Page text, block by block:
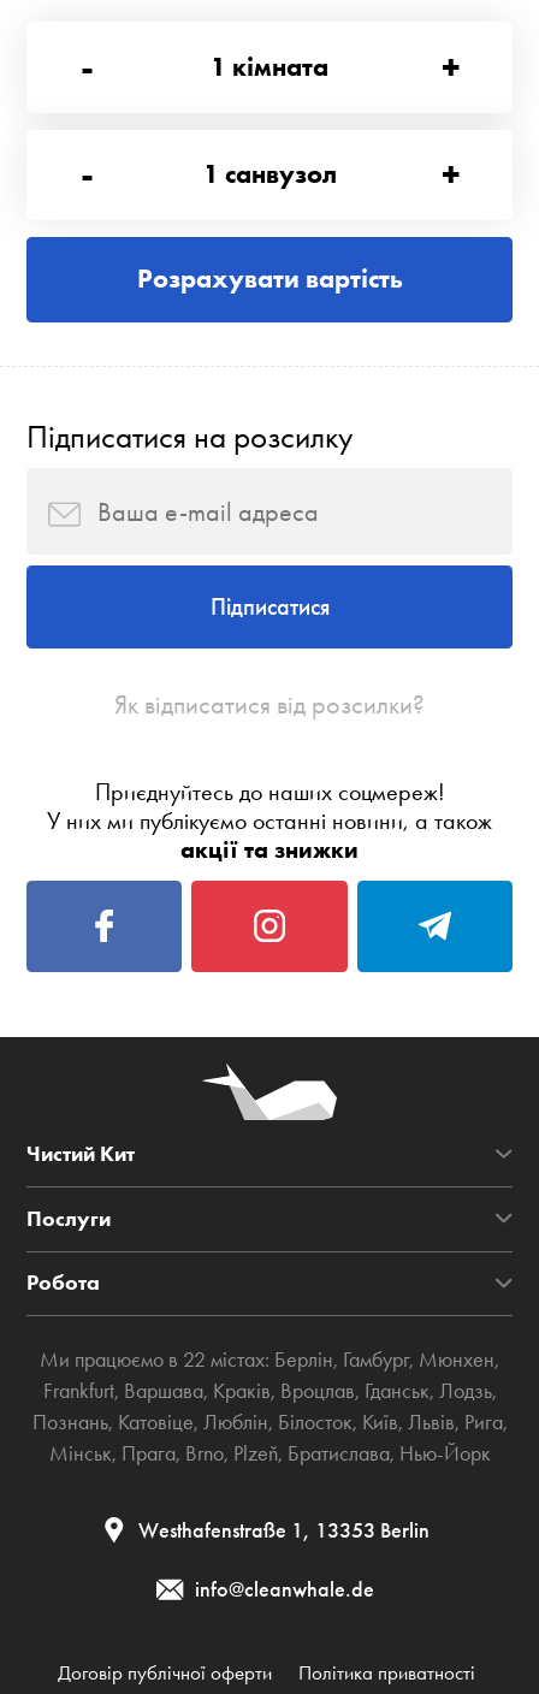
-
1 кімната +
- 1 санвузол +
Розрахувати вартість
Підписатися на розсилку
Підписатися
Як відписатися від розсилки?
Приєднуйтесь до наших соцмереж!
У них ми публікуємо останні новини, а також
акції та знижки
Чистий Кит
Послуги
Робота
Ми працюємо в 22 містах: Берлін, Гамбург, Мюнхен,
Frankfurt, Варшава, Краків, Вроцлав, Гданськ, Лодзь,
Познань, Катовіце, Люблін, Білосток, Київ, Львів, Рига,
Мінськ, Прага, Brno, Plzeň, Братислава, Нью-Йорк
Westhafenstraße 1, 13353 Berlin
info@cleanwhale.de
Договір публічної оферти Політика приватності